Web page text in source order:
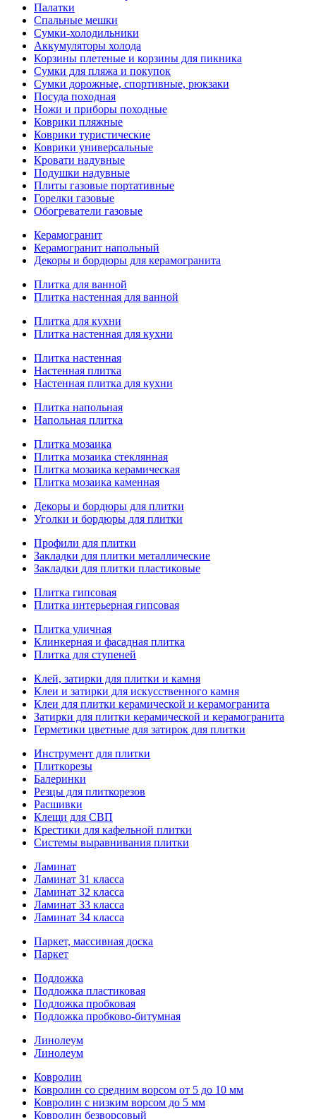
Палатки
Спальные мешки
Сумки-холодильники
Аккумуляторы холода
Корзины плетеные и корзины для пикника
Сумки для пляжа и покупок
Сумки дорожные, спортивные, рюкзаки
Посуда походная
Ножи и приборы походные
Коврики пляжные
Коврики туристические
Коврики универсальные
Кровати надувные
Подушки надувные
Плиты газовые портативные
Горелки газовые
Обогреватели газовые
Керамогранит
Керамогранит напольный
Декоры и бордюры для керамогранита
Плитка для ванной
Плитка настенная для ванной
Плитка для кухни
Плитка настенная для кухни
Плитка настенная
Настенная плитка
Настенная плитка для кухни
Плитка напольная
Напольная плитка
Плитка мозаика
Плитка мозаика стеклянная
Плитка мозаика керамическая
Плитка мозаика каменная
Декоры и бордюры для плитки
Уголки и бордюры для плитки
Профили для плитки
Закладки для плитки металлические
Закладки для плитки пластиковые
Плитка гипсовая
Плитка интерьерная гипсовая
Плитка уличная
Клинкерная и фасадная плитка
Плитка для ступеней
Клей, затирки для плитки и камня
Клеи и затирки для искусственного камня
Клеи для плитки керамической и керамогранита
Затирки для плитки керамической и керамогранита
Герметики цветные для затирок для плитки
Инструмент для плитки
Плиткорезы
Балеринки
Резцы для плиткорезов
Расшивки
Клещи для СВП
Крестики для кафельной плитки
Системы выравнивания плитки
Ламинат
Ламинат 31 класса
Ламинат 32 класса
Ламинат 33 класса
Ламинат 34 класса
Паркет, массивная доска
Паркет
Подложка
Подложка пластиковая
Подложка пробковая
Подложка пробково-битумная
Линолеум
Линолеум
Ковролин
Ковролин со средним ворсом от 5 до 10 мм
Ковролин с низким ворсом до 5 мм
Ковролин безворсовый